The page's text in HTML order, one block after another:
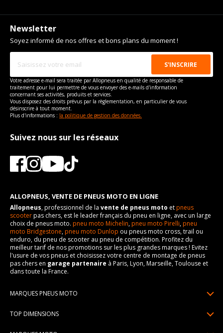
Newsletter
Soyez informé de nos offres et bons plans du moment !
Votre adresse e-mail sera traitée par Allopneus en qualité de responsable de
traitement pour lui permettre de vous envoyer des e-mails d'information
concernant ses activités, produits et services.
Vous disposez des droits prévus par la règlementation, en particulier de vous
désinscrire à tout moment.
Plus d'informations : la politique de gestion des données.
Suivez nous sur les réseaux
ALLOPNEUS, VENTE DE PNEUS MOTO EN LIGNE
Allopneus, professionnel de la vente de pneus moto etpneus
scooterpas chers, est le leader français du pneu en ligne, avec un large
choix de pneus moto. pneu moto Michelin,pneu moto Pirelli,pneu
moto Bridgestone,pneu moto Dunlop ou pneus moto cross, trail ou
enduro, du pneu de scooter au pneu de compétition. Profitez du
meilleur tarif de nos promotions sur les plus grandes marques ! Evitez
l'usure de vos pneus et choisissez votre centre de montage de pneus
pas chers en garage partenaire à Paris, Lyon, Marseille, Toulouse et
dans toute la France.
MARQUES PNEUS MOTO
TOP DIMENSIONS